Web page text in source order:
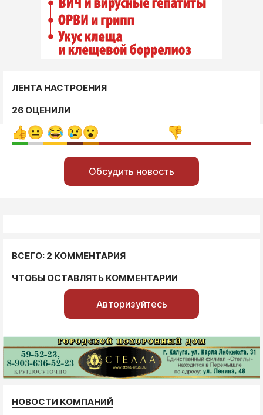
ЛЕНТА НАСТРОЕНИЯ
26 ОЦЕНИЛИ
Обсудить новость
ВСЕГО: 2 КОММЕНТАРИЯ
ЧТОБЫ ОСТАВЛЯТЬ КОММЕНТАРИИ
Авторизуйтесь
НОВОСТИ КОМПАНИЙ